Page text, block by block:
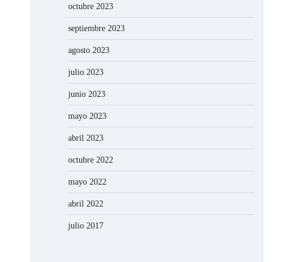
octubre 2023
septiembre 2023
agosto 2023
julio 2023
junio 2023
mayo 2023
abril 2023
octubre 2022
mayo 2022
abril 2022
julio 2017